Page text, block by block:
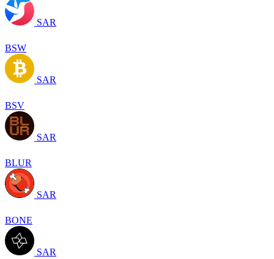
SAR
BSW
SAR
BSV
SAR
BLUR
SAR
BONE
SAR